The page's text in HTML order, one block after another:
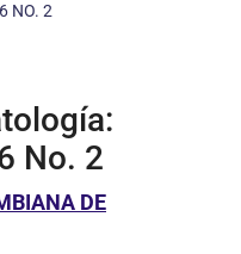
NO. 2
No. 2
DE